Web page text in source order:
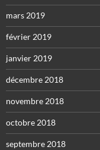
mars 2019
février 2019
janvier 2019
décembre 2018
novembre 2018
octobre 2018
septembre 2018